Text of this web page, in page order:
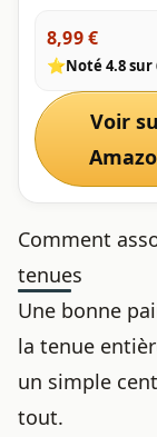
Chausse Pieds
Metal pour
Toutes Les
Pieds,19cm
Pied Facile à
Pièces Noir)
8,99 €
⭐Noté 4.8 sur
Voir
Comment
tenues
Une bonne
la tenue
un simple
tout.